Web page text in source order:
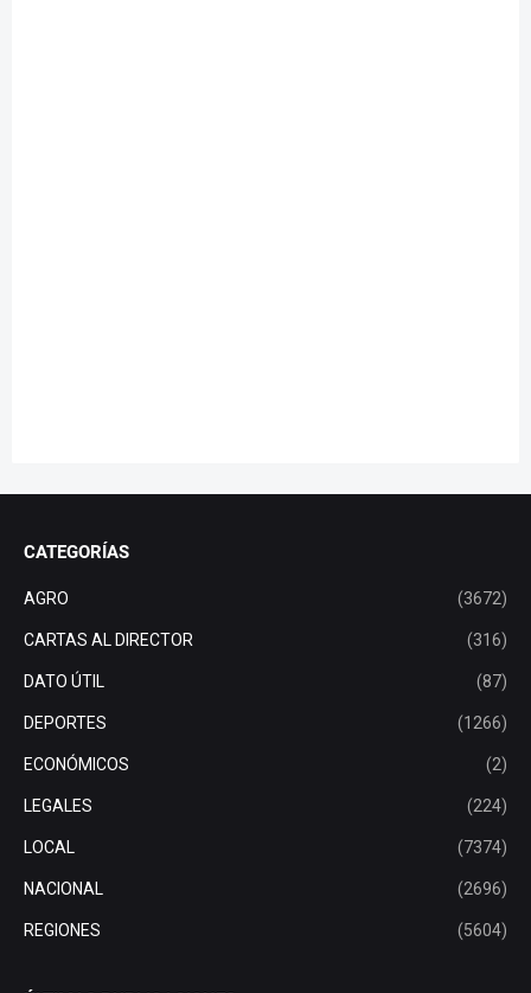
CATEGORÍAS
AGRO (3672)
CARTAS AL DIRECTOR (316)
DATO ÚTIL (87)
DEPORTES (1266)
ECONÓMICOS (2)
LEGALES (224)
LOCAL (7374)
NACIONAL (2696)
REGIONES (5604)